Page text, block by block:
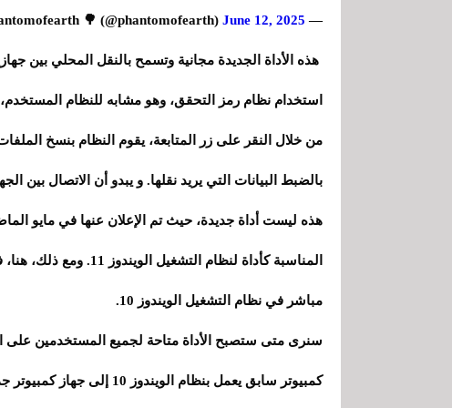
— phantomofearth 🌳 (@phantomofearth)
June 12, 2025
هذه الأداة الجديدة مجانية وتسمح بالنقل المحلي بين
استخدام نظام رمز التحقق، وهو مشابه للنظام
من خلال النقر على زر المتابعة، يقوم النظام بنسخ
بالضبط البيانات التي يريد نقلها. و يبدو أن الاتصال بين
هذه ليست أداة جديدة، حيث تم الإعلان عنها في مايو
المناسبة كأداة لنظام
مباشر في نظام التشغيل الويندوز 10.
سنرى متى ستصبح الأداة متاحة لجميع المستخدمين على
كمبيوتر سابق يعمل بنظام الويندوز 10 إلى جهاز كمبيوتر جديد يعمل بنظام الويندوز 11 أسهل.